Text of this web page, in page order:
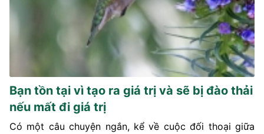
Bạn tồn tại vì tạo ra giá trị và sẽ bị đào thải
nếu mất đi giá trị
Có một câu chuyện ngắn, kể về cuộc đối thoại giữa